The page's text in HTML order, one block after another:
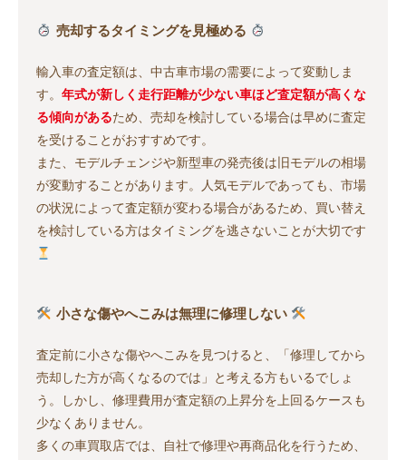
売却するタイミングを見極める
輸入車の査定額は、中古車市場の需要によって変動しま
す。 年式が新しく走行距離が少ない車ほど査定額が高くな
る傾向があるため、売却を検討している場合は早めに査定
を受けることがおすすめです。
また、モデルチェンジや新型車の発売後は旧モデルの相場
が変動することがあります。人気モデルであっても、市場
の状況によって査定額が変わる場合があるため、買い替え
を検討している方はタイミングを逃さないことが大切です
小さな傷やへこみは無理に修理しない
査定前に小さな傷やへこみを見つけると、「修理してから
売却した方が高くなるのでは」と考える方もいるでしょ
う。しかし、修理費用が査定額の上昇分を上回るケースも
少なくありません。
多くの車買取店では、自社で修理や再商品化を行うため、